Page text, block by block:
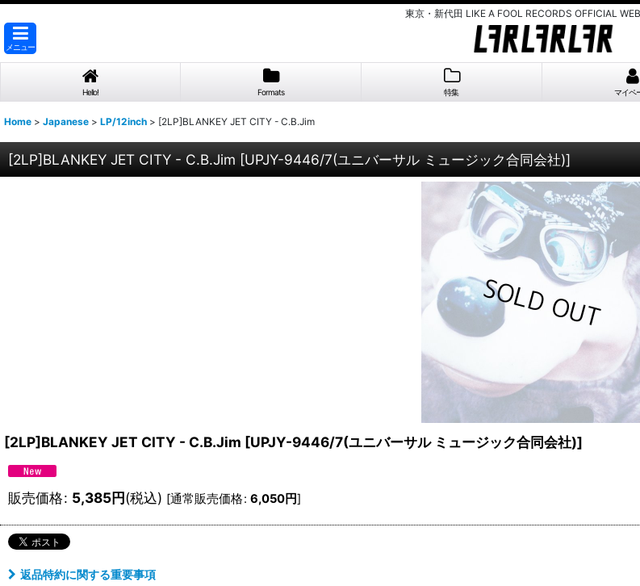
東京・新代田 LIKE A FOOL RECORDS OFFICIAL
メニュー
Hello! Formats 特集 マイペ
Home > Japanese > LP/12inch > [2LP]BLANKEY JET CITY - C.B.Jim
[2LP]BLANKEY JET CITY - C.B.Jim [UPJY-9446/7(ユニバーサル ミュージック合同会社)]
[2LP]BLANKEY JET CITY - C.B.Jim [UPJY-9446/7(ユニバーサル ミュージック合同会社)]
販売価格: 5,385円(税込) [通常販売価格: 6,050円]
返品特約に関する重要事項